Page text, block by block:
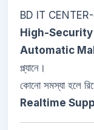
BD IT CENTER-এ
High-
Automatic
প্ল্যানে।
কোনো সমস্যা হলে
Realtime